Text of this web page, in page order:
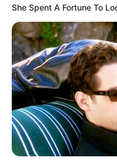
How To Get An
MEDVI
She Spent A Fortune To